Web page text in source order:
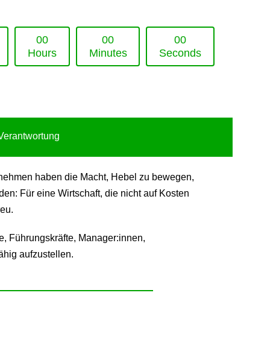
00
Hours
00
Minutes
00
Seconds
haben die Macht, Hebel zu bewegen,
Für eine Wirtschaft, die nicht auf Kosten
Führungskräfte, Manager:innen,
aufzustellen.